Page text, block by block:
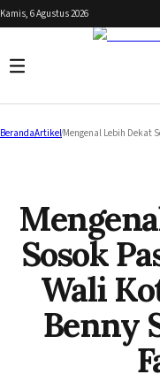
Kamis, 6 Agustus 2026
Beranda/Artikel/Mengenal Lebih Dekat
Sosok
Wali
Benny